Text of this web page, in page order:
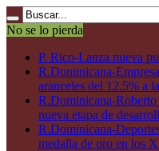
No se lo pierda
P. Rico-Lanza nueva
R.Dominicana-
aranceles del 12.5% a
R.Dominicana-Roberto
nueva etapa de
R.Dominicana-
medalla de oro en los